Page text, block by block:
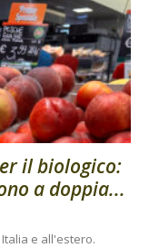
il biologico:
a doppia...
e all'estero.